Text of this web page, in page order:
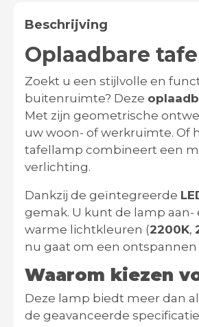
Beschrijving
Oplaadbare
Zoekt u een stijlvolle en
buitenruimte? Deze
Met zijn geometrische
uw woon- of werkruimte. Of
tafellamp combineert een
verlichting.
Dankzij de geïntegreerde
gemak. U kunt de lamp
warme lichtkleuren (2200K,
nu gaat om een
Waarom kiezen
Deze lamp biedt meer dan
de geavanceerde